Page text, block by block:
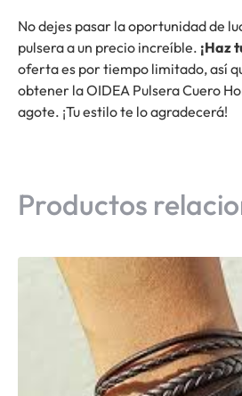
No dejes pasar la oportunidad de
pulsera a un precio increíble. ¡Haz
oferta es por tiempo limitado, así
obtener la OIDEA Pulsera Cuero
agote. ¡Tu estilo te lo agradecerá!
Productos